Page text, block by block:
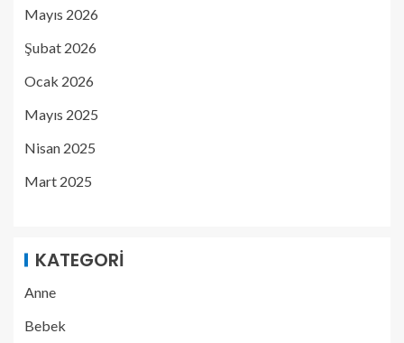
Mayıs 2026
Şubat 2026
Ocak 2026
Mayıs 2025
Nisan 2025
Mart 2025
KATEGORI
Anne
Bebek